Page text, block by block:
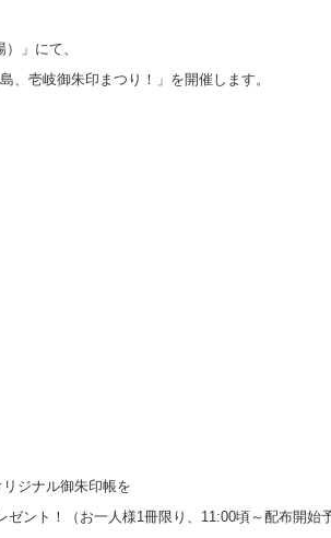
」にて、
、壱岐御朱印まつり！」を開催します。
ジナル御朱印帳を
ント！（お一人様1冊限り、11:00頃～配布開始予